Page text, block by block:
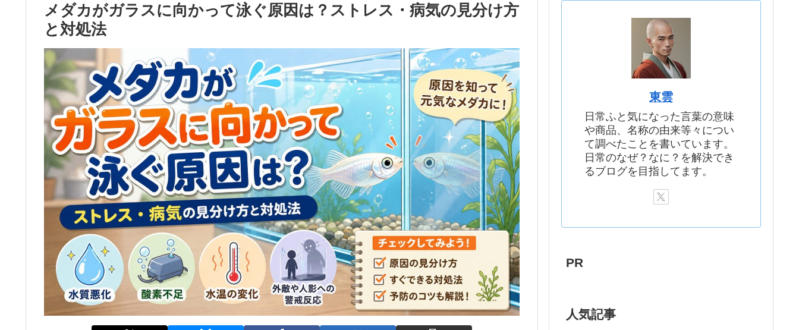
メダカがガラスに向かって泳ぐ原因は？ストレス・病気の見分け方
と対処法
東雲
日常ふと気になった言葉の意味
や商品、名称の由来等々につい
て調べたことを書いています。
日常のなぜ？なに？を解決でき
るブログを目指してます。
PR
人気記事